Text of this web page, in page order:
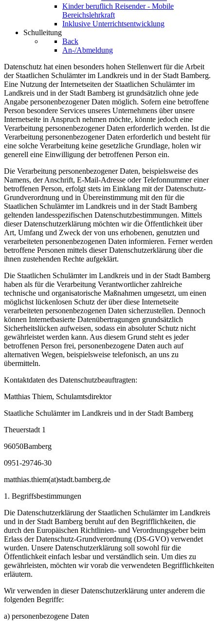
Kinder beruflich Reisender - Mobile
Bereichslehrkraft
Inklusive Unterrichtsentwicklung
Schulleitung
Back
An-/Abmeldung
Datenschutz hat einen besonders hohen Stellenwert für die Arbeit
der Staatlichen Schulämter im Landkreis und in der Stadt Bamberg.
Eine Nutzung der Internetseiten der Staatlichen Schulämter im
Landkreis und in der Stadt Bamberg ist grundsätzlich ohne jede
Angabe personenbezogener Daten möglich. Sofern eine betroffene
Person besondere Services unseres Unternehmens über unsere
Internetseite in Anspruch nehmen möchte, könnte jedoch eine
Verarbeitung personenbezogener Daten erforderlich werden. Ist die
Verarbeitung personenbezogener Daten erforderlich und besteht für
eine solche Verarbeitung keine gesetzliche Grundlage, holen wir
generell eine Einwilligung der betroffenen Person ein.
Die Verarbeitung personenbezogener Daten, beispielsweise des
Namens, der Anschrift, E-Mail-Adresse oder Telefonnummer einer
betroffenen Person, erfolgt stets im Einklang mit der Datenschutz-
Grundverordnung und in Übereinstimmung mit den für die
Staatlichen Schulämter im Landkreis und in der Stadt Bamberg
geltenden landesspezifischen Datenschutzbestimmungen. Mittels
dieser Datenschutzerklärung möchten wir die Öffentlichkeit über
Art, Umfang und Zweck der von uns erhobenen, genutzten und
verarbeiteten personenbezogenen Daten informieren. Ferner werden
betroffene Personen mittels dieser Datenschutzerklärung über die
ihnen zustehenden Rechte aufgeklärt.
Die Staatlichen Schulämter im Landkreis und in der Stadt Bamberg
haben als für die Verarbeitung Verantwortlicher zahlreiche
technische und organisatorische Maßnahmen umgesetzt, um einen
möglichst lückenlosen Schutz der über diese Internetseite
verarbeiteten personenbezogenen Daten sicherzustellen. Dennoch
können Internetbasierte Datenübertragungen grundsätzlich
Sicherheitslücken aufweisen, sodass ein absoluter Schutz nicht
gewährleistet werden kann. Aus diesem Grund steht es jeder
betroffenen Person frei, personenbezogene Daten auch auf
alternativen Wegen, beispielsweise telefonisch, an uns zu
übermitteln.
Kontaktdaten des Datenschutzbeauftragten:
Matthias Thiem, Schulamtsdirektor
Staatliche Schulämter im Landkreis und in der Stadt Bamberg
Theuerstadt 1
96050Bamberg
0951-29746-30
matthias.thiem(at)stadt.bamberg.de
1. Begriffsbestimmungen
Die Datenschutzerklärung der Staatlichen Schulämter im Landkreis
und in der Stadt Bamberg beruht auf den Begrifflichkeiten, die
durch den Europäischen Richtlinien- und Verordnungsgeber beim
Erlass der Datenschutz-Grundverordnung (DS-GVO) verwendet
wurden. Unsere Datenschutzerklärung soll sowohl für die
Öffentlichkeit einfach lesbar und verständlich sein. Um dies zu
gewährleisten, möchten wir vorab die verwendeten Begrifflichkeiten
erläutern.
Wir verwenden in dieser Datenschutzerklärung unter anderem die
folgenden Begriffe:
a) personenbezogene Daten